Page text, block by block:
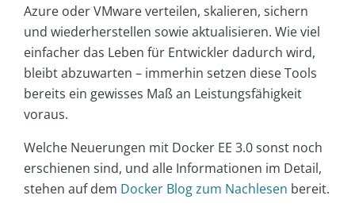
Azure oder VMware verteilen, skalieren, sichern
und wiederherstellen sowie aktualisieren. Wie viel
einfacher das Leben für Entwickler dadurch wird,
bleibt abzuwarten – immerhin setzen diese Tools
bereits ein gewisses Maß an Leistungsfähigkeit
voraus.
Welche Neuerungen mit Docker EE 3.0 sonst noch
erschienen sind, und alle Informationen im Detail,
stehen auf dem Docker Blog zum Nachlesen bereit.